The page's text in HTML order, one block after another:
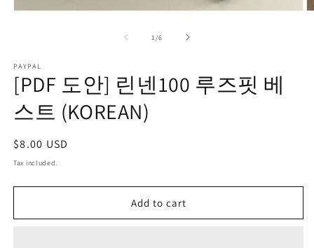
1/of
6
PAYPAL
[PDF 도안] 린넨100 루즈핏 베
스트 (KOREAN)
Regular
price
$8.00 USD
Tax included.
Add to cart